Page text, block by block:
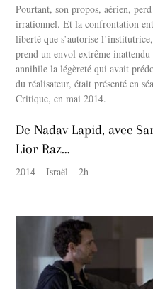
Pourtant, son propos, aérien,
irrationnel. Et la confrontation
liberté que s’autorise
prend un envol extrême
annihile la légèreté qui avait
du réalisateur, était présenté en
Critique, en mai 2014.
De Nadav Lapid, avec
Lior Raz…
2014 – Israël – 2h